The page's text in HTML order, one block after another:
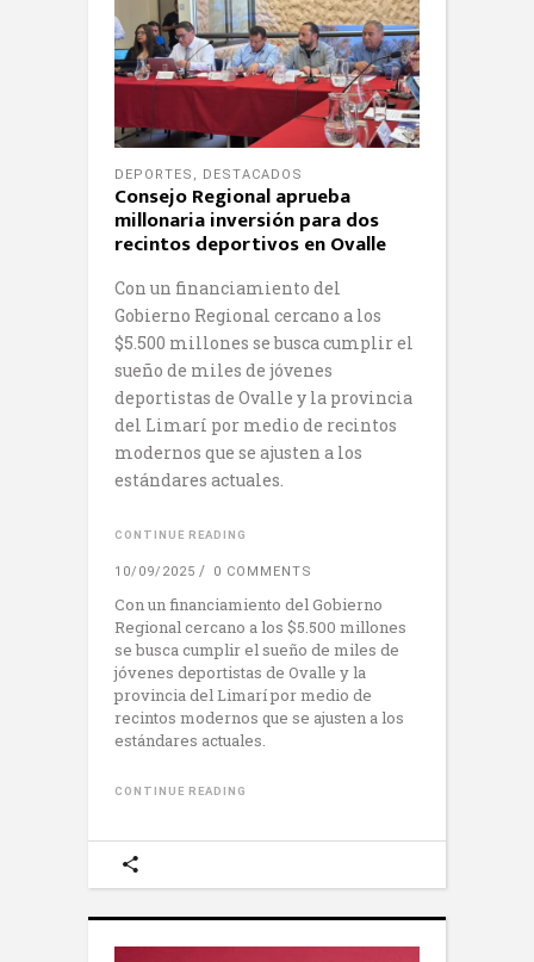
DEPORTES , DESTACADOS
Consejo Regional aprueba
millonaria inversión para dos
recintos deportivos en Ovalle
Con un financiamiento del
Gobierno Regional cercano a los
$5.500 millones se busca cumplir el
sueño de miles de jóvenes
deportistas de Ovalle y la provincia
del Limarí por medio de recintos
modernos que se ajusten a los
estándares actuales.
CONTINUE READING
10/09/2025 0 COMMENTS
Con un financiamiento del Gobierno
Regional cercano a los $5.500 millones
se busca cumplir el sueño de miles de
jóvenes deportistas de Ovalle y la
provincia del Limarí por medio de
recintos modernos que se ajusten a los
estándares actuales.
CONTINUE READING